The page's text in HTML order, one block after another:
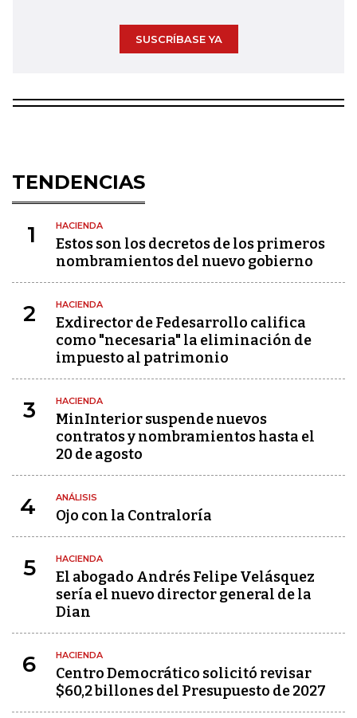
SUSCRÍBASE YA
TENDENCIAS
1 HACIENDA
Estos son los decretos de los primeros
nombramientos del nuevo gobierno
2 HACIENDA
Exdirector de Fedesarrollo califica
como "necesaria" la eliminación de
impuesto al patrimonio
3 HACIENDA
MinInterior suspende nuevos
contratos y nombramientos hasta el
20 de agosto
4 ANÁLISIS
Ojo con la Contraloría
5 HACIENDA
El abogado Andrés Felipe Velásquez
sería el nuevo director general de la
Dian
6 HACIENDA
Centro Democrático solicitó revisar
$60,2 billones del Presupuesto de 2027